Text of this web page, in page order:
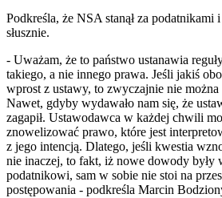
Podkreśla, że NSA stanął za podatnikami
słusznie.
- Uważam, że to państwo ustanawia
takiego, a nie innego prawa. Jeśli jakiś
wprost z ustawy, to zwyczajnie nie
Nawet, gdyby wydawało nam się, że
zagapił. Ustawodawca w każdej chwili
znowelizować prawo, które jest
z jego intencją. Dlatego, jeśli kwestia
nie inaczej, to fakt, iż nowe dowody były
podatnikowi, sam w sobie nie stoi na
postępowania - podkreśla Marcin